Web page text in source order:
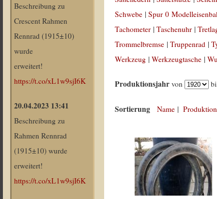
Beschreibung zu
Crescent Rahmen
Rennrad (1915±10)
wurde
erweitert!
https://t.co/xL1w9sjI6K
20.04.2023 13:41
Beschreibung zu
Rahmen Rennrad
(1915±10) wurde
erweitert!
https://t.co/xL1w9sjI6K
Schwebe |Spur 0
Tachometer |Taschenuhr |
Trommelbremse |Truppenrad |
Werkzeug |Werkzeugtasche |
Produktionsjahr von
Sortierung Name |